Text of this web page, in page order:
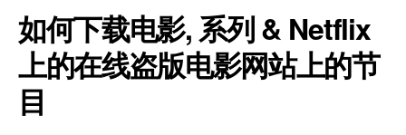
如何下载电影, 系列 & Netflix
上的在线盗版电影网站上的节
目